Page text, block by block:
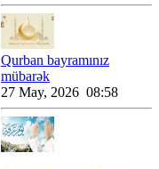
Qurban bayramınız
mübarək
27 May, 2026 08:58